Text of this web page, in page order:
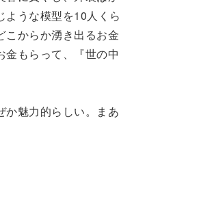
ような模型を10人くら
こからか湧き出るお金
金もらって、『世の中
か魅力的らしい。まあ